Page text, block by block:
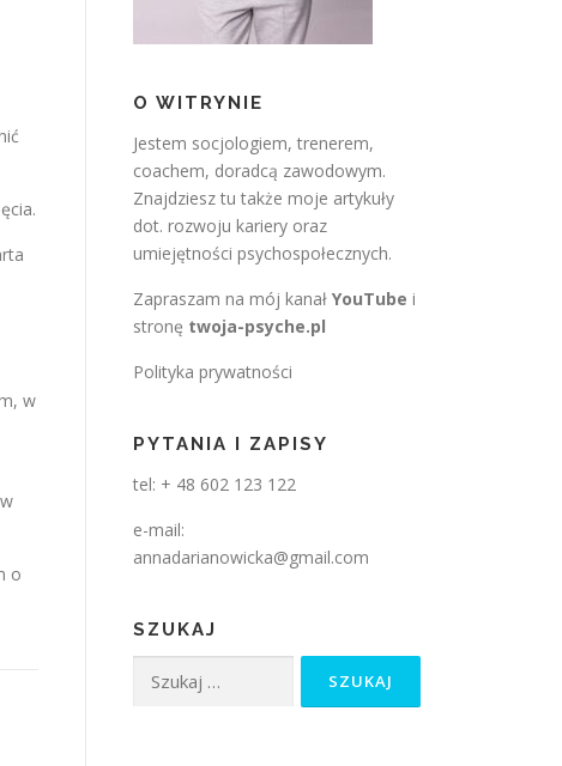
w
o
O WITRYNIE
Jestem socjologiem, trenerem,
coachem, doradcą zawodowym.
Znajdziesz tu także moje artykuły
dot. rozwoju kariery oraz
umiejętności psychospołecznych.
Zapraszam na mój kanał YouTube i
stronę twoja-psyche.pl
Polityka prywatności
PYTANIA I ZAPISY
tel: + 48 602 123 122
e-mail:
annadarianowicka@gmail.com
SZUKAJ